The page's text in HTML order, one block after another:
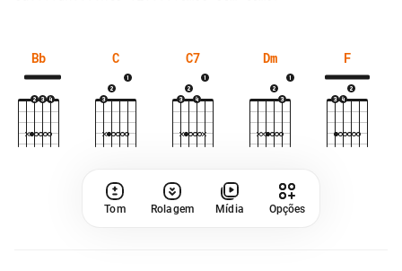
Bb C C7 Dm F
Tom Rolagem Mídia Opções